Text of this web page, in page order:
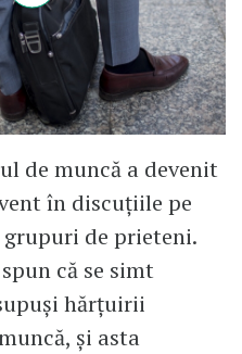
de muncă a devenit
în discuțiile pe
de prieteni.
că se simt
hărțuirii
și asta